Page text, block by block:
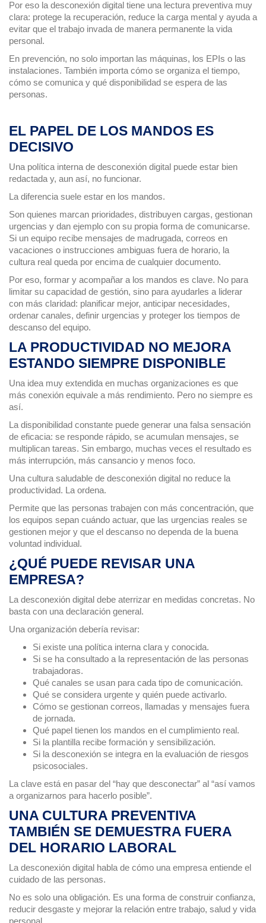
Por eso la desconexión digital tiene una lectura preventiva muy
clara: protege la recuperación, reduce la carga mental y ayuda a
evitar que el trabajo invada de manera permanente la vida
personal.
En prevención, no solo importan las máquinas, los EPIs o las
instalaciones. También importa cómo se organiza el tiempo,
cómo se comunica y qué disponibilidad se espera de las
personas.
EL PAPEL DE LOS MANDOS ES
DECISIVO
Una política interna de desconexión digital puede estar bien
redactada y, aun así, no funcionar.
La diferencia suele estar en los mandos.
Son quienes marcan prioridades, distribuyen cargas, gestionan
urgencias y dan ejemplo con su propia forma de comunicarse.
Si un equipo recibe mensajes de madrugada, correos en
vacaciones o instrucciones ambiguas fuera de horario, la
cultura real queda por encima de cualquier documento.
Por eso, formar y acompañar a los mandos es clave. No para
limitar su capacidad de gestión, sino para ayudarles a liderar
con más claridad: planificar mejor, anticipar necesidades,
ordenar canales, definir urgencias y proteger los tiempos de
descanso del equipo.
LA PRODUCTIVIDAD NO MEJORA
ESTANDO SIEMPRE DISPONIBLE
Una idea muy extendida en muchas organizaciones es que
más conexión equivale a más rendimiento. Pero no siempre es
así.
La disponibilidad constante puede generar una falsa sensación
de eficacia: se responde rápido, se acumulan mensajes, se
multiplican tareas. Sin embargo, muchas veces el resultado es
más interrupción, más cansancio y menos foco.
Una cultura saludable de desconexión digital no reduce la
productividad. La ordena.
Permite que las personas trabajen con más concentración, que
los equipos sepan cuándo actuar, que las urgencias reales se
gestionen mejor y que el descanso no dependa de la buena
voluntad individual.
¿QUÉ PUEDE REVISAR UNA
EMPRESA?
La desconexión digital debe aterrizar en medidas concretas. No
basta con una declaración general.
Una organización debería revisar:
Si existe una política interna clara y conocida.
Si se ha consultado a la representación de las personas
trabajadoras.
Qué canales se usan para cada tipo de comunicación.
Qué se considera urgente y quién puede activarlo.
Cómo se gestionan correos, llamadas y mensajes fuera
de jornada.
Qué papel tienen los mandos en el cumplimiento real.
Si la plantilla recibe formación y sensibilización.
Si la desconexión se integra en la evaluación de riesgos
psicosociales.
La clave está en pasar del “hay que desconectar” al “así vamos
a organizarnos para hacerlo posible”.
UNA CULTURA PREVENTIVA
TAMBIÉN SE DEMUESTRA FUERA
DEL HORARIO LABORAL
La desconexión digital habla de cómo una empresa entiende el
cuidado de las personas.
No es solo una obligación. Es una forma de construir confianza,
reducir desgaste y mejorar la relación entre trabajo, salud y vida